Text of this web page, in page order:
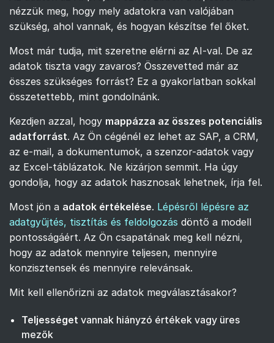
nézzük meg, hogy mely adatokra van valójában
szükség, ahol vannak, és hogyan készítse fel őket.
Most már tudja, mit szeretne elérni az AI-val. De az
adatok tiszta vagy zavaros? Összevetted már az
összes szükséges forrást? Ez a gyakorlatban sokkal
összetettebb, mint gondolnánk.
Kezdjen azzal, hogy mappázza az összes potenciális
adatforrást. Az Ön cégénél ez lehet az SAP, a CRM,
az e-mail, a dokumentumok, a szenzor-adatok vagy
az Excel-táblázatok. Ne kizárjon semmit. Ha úgy
gondolja, hogy az adatok hasznosak lehetnek, írja fel.
Most jön a adatok értékelése. Lépésről lépésre az
adatgyűjtés, tisztítás és feldolgozás döntő a modell
pontosságáért. Az Ön csapatának meg kell nézni,
hogy az adatok mennyire teljesen, mennyire
konzisztensek és mennyire relevánsak.
Mit kell ellenőrizni az adatok megválasztásakor?
Teljességet vannak hiányzó értékek vagy üres
mezők